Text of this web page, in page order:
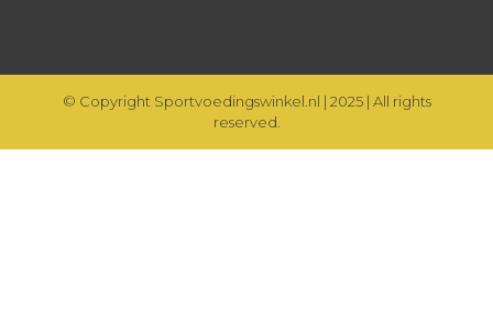
© Copyright Sportvoedingswinkel.nl | 2025 | All rights
reserved.